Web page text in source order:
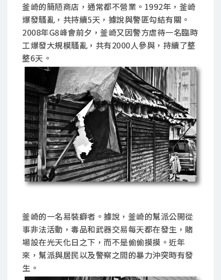
釜崎的簡陋商店，通常都不營業。1992年，釜崎
爆發騷亂，共持續5天，據說與警匪勾結有關。
2008年G8峰會前夕，釜崎又因警方虐待一名臨時
工爆發大規模騷亂，共有2000人參與，持續了整
整6天。
釜崎的一名易裝癖者。據說，釜崎的幫派公開從
事非法活動，毒品和武器交易每天都在發生，賭
場設在光天化日之下，而不是偷偷摸摸。近年
來，幫派與居民以及警察之間的暴力沖突時有發
生。